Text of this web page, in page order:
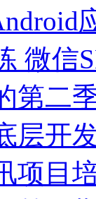
微信
第二
层开
项目